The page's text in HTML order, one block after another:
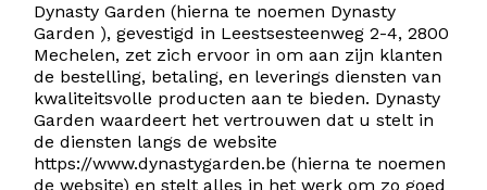
INLOGGEN BESTELLEN
Dynasty Garden (hierna te noemen Dynasty
Garden ), gevestigd in Leestsesteenweg 2-4, 2800
Mechelen, zet zich ervoor in om aan zijn klanten
de bestelling, betaling, en leverings diensten van
kwaliteitsvolle producten aan te bieden. Dynasty
Garden waardeert het vertrouwen dat u stelt in
de diensten langs de website
https://www.dynastygarden.be (hierna te noemen
de website) en stelt alles in het werk om zo goed